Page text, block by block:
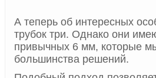
А теперь об интересных
трубок три. Однако они
привычных 6 мм, которые
большинства решений.